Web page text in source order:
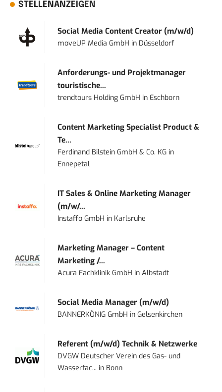
STELLENANZEIGEN
Social Media Content Creator (m/w/d)
moveUP Media GmbH in Düsseldorf
Anforderungs- und Projektmanager
touristische...
trendtours Holding GmbH in Eschborn
Content Marketing Specialist Product &
Te...
Ferdinand Bilstein GmbH & Co. KG in
Ennepetal
IT Sales & Online Marketing Manager
(m/w/...
Instaffo GmbH in Karlsruhe
Marketing Manager – Content
Marketing /...
Acura Fachklinik GmbH inAlbstadt
Social Media Manager (m/w/d)
BANNERKÖNIG GmbH inGelsenkirchen
Referent (m/w/d) Technik & Netzwerke
DVGW Deutscher Verein des Gas- und
Wasserfac... in Bonn